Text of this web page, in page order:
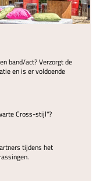
band/act? Verzorgt de
en is er voldoende
Cross-stijl"?
tijdens het